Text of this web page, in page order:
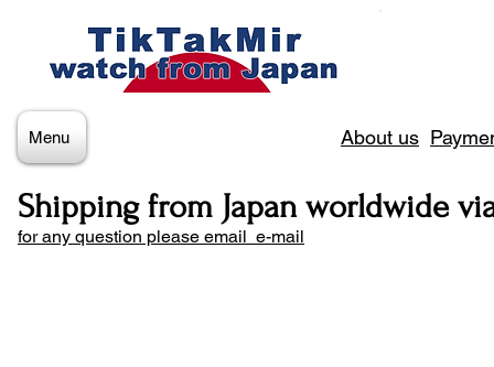
Menu About us
Shipping from Japan worldwide
for any question please email e-mail